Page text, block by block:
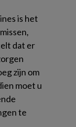
is het
dat er
zijn om
moet u
te